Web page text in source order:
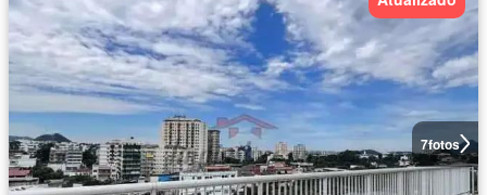
7fotos